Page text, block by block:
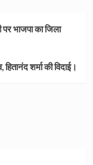
भाजपा का जिला
शर्मा की विदाई।